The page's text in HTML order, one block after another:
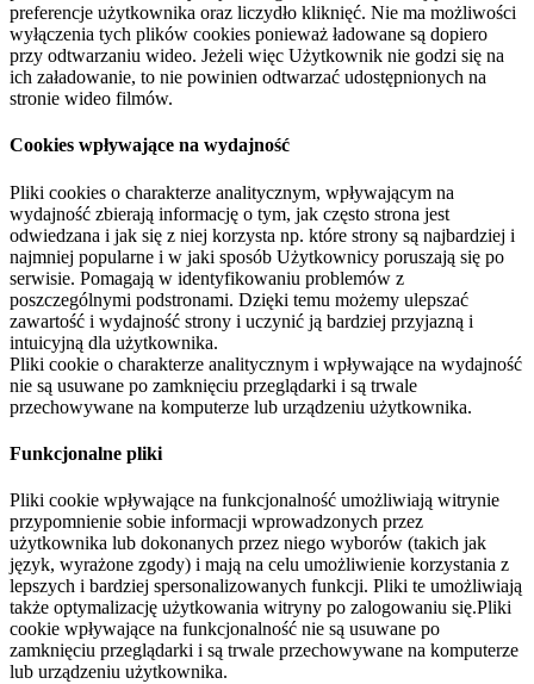
preferencje użytkownika oraz liczydło kliknięć. Nie ma możliwości
wyłączenia tych plików cookies ponieważ ładowane są dopiero
przy odtwarzaniu wideo. Jeżeli więc Użytkownik nie godzi się na
ich załadowanie, to nie powinien odtwarzać udostępnionych na
stronie wideo filmów.
Cookies wpływające na wydajność
Pliki cookies o charakterze analitycznym, wpływającym na
wydajność zbierają informację o tym, jak często strona jest
odwiedzana i jak się z niej korzysta np. które strony są najbardziej i
najmniej popularne i w jaki sposób Użytkownicy poruszają się po
serwisie. Pomagają w identyfikowaniu problemów z
poszczególnymi podstronami. Dzięki temu możemy ulepszać
zawartość i wydajność strony i uczynić ją bardziej przyjazną i
intuicyjną dla użytkownika.
Pliki cookie o charakterze analitycznym i wpływające na wydajność
nie są usuwane po zamknięciu przeglądarki i są trwale
przechowywane na komputerze lub urządzeniu użytkownika.
Funkcjonalne pliki
Pliki cookie wpływające na funkcjonalność umożliwiają witrynie
przypomnienie sobie informacji wprowadzonych przez
użytkownika lub dokonanych przez niego wyborów (takich jak
język, wyrażone zgody) i mają na celu umożliwienie korzystania z
lepszych i bardziej spersonalizowanych funkcji. Pliki te umożliwiają
także optymalizację użytkowania witryny po zalogowaniu się.Pliki
cookie wpływające na funkcjonalność nie są usuwane po
zamknięciu przeglądarki i są trwale przechowywane na komputerze
lub urządzeniu użytkownika.